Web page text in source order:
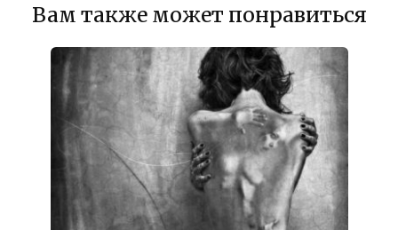
Вам также может понравиться